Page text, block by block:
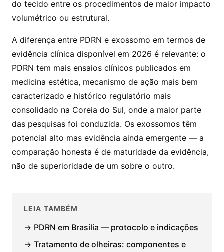
do tecido entre os procedimentos de maior impacto
volumétrico ou estrutural.
A diferença entre PDRN e exossomo em termos de
evidência clínica disponível em 2026 é relevante: o
PDRN tem mais ensaios clínicos publicados em
medicina estética, mecanismo de ação mais bem
caracterizado e histórico regulatório mais
consolidado na Coreia do Sul, onde a maior parte
das pesquisas foi conduzida. Os exossomos têm
potencial alto mas evidência ainda emergente — a
comparação honesta é de maturidade da evidência,
não de superioridade de um sobre o outro.
LEIA TAMBÉM
→ PDRN em Brasília — protocolo e indicações
→ Tratamento de olheiras: componentes e